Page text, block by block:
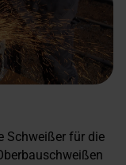
Schweißer für die